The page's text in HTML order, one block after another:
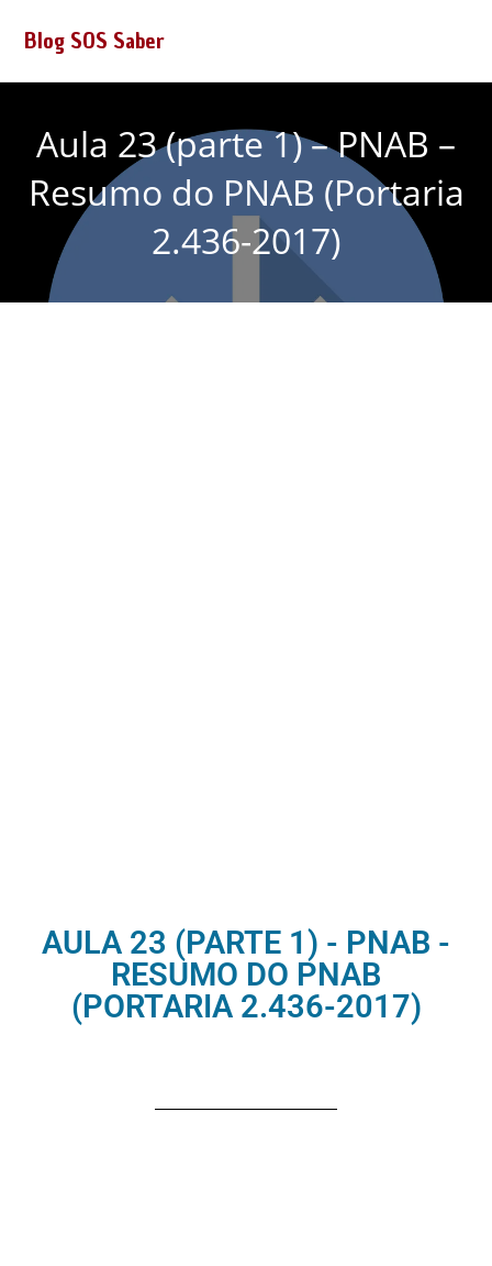
Blog SOS Saber
Aula 23 (parte 1) – PNAB –
Resumo do PNAB (Portaria
2.436-2017)
AULA 23 (PARTE 1) - PNAB -
RESUMO DO PNAB
(PORTARIA 2.436-2017)